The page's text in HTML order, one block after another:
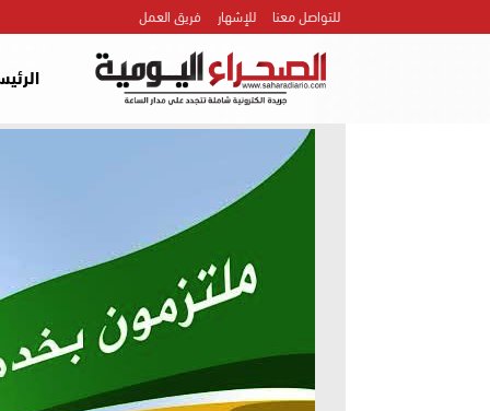
للتواصل معنا للإشهار فريق العمل